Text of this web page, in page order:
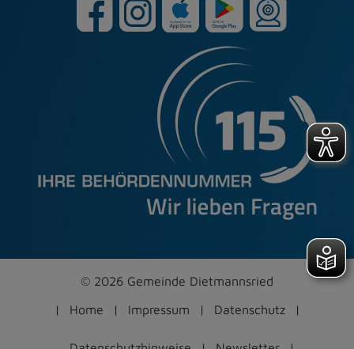
© 2026 Gemeinde Dietmannsried
Home
Impressum Datenschutz